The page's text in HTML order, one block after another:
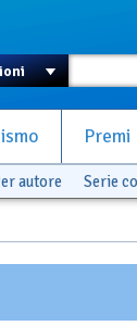
Premi
autore Serie